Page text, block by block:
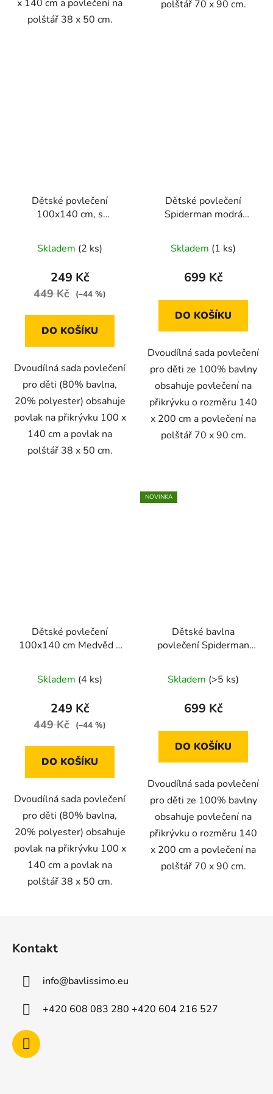
x 140 cm a povlečení na
polštář 38 x 50 cm.
polštář 70 x 90 cm.
Dětské povlečení
100x140 cm, s
Skladem (2 ks)
249 Kč
449 Kč (–44 %)
DO KOŠÍKU
Dvoudílná sada povlečení
pro děti (80% bavlna,
20% polyester) obsahuje
povlak na přikrývku 100 x
140 cm a povlak na
polštář 38 x 50 cm.
Dětské povlečení
Spiderman modrá
jednu postel
Skladem (1 ks)
699 Kč
DO KOŠÍKU
Dvoudílná sada povlečení
pro děti ze 100% bavlny
obsahuje povlečení na
přikrývku o rozměru 140
x 200 cm a povlečení na
polštář 70 x 90 cm.
Dětské povlečení
100x140 cm Medvěd a
Skladem (4 ks)
249 Kč
449 Kč (–44 %)
DO KOŠÍKU
Dvoudílná sada povlečení
pro děti (80% bavlna,
20% polyester) obsahuje
povlak na přikrývku 100 x
140 cm a povlak na
polštář 38 x 50 cm.
NOVINKA
Dětské bavlna
povlečení Spiderman
Skladem (>5 ks)
699 Kč
DO KOŠÍKU
Dvoudílná sada povlečení
pro děti ze 100% bavlny
obsahuje povlečení na
přikrývku o rozměru 140
x 200 cm a povlečení na
polštář 70 x 90 cm.
Kontakt
info@bavlissimo.eu
+420 608 083 280 +420 604 216 527